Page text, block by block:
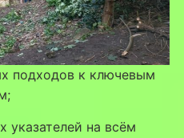
подходов к ключевым
указателей на всём